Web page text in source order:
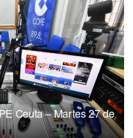
Ceuta – Martes 27 de